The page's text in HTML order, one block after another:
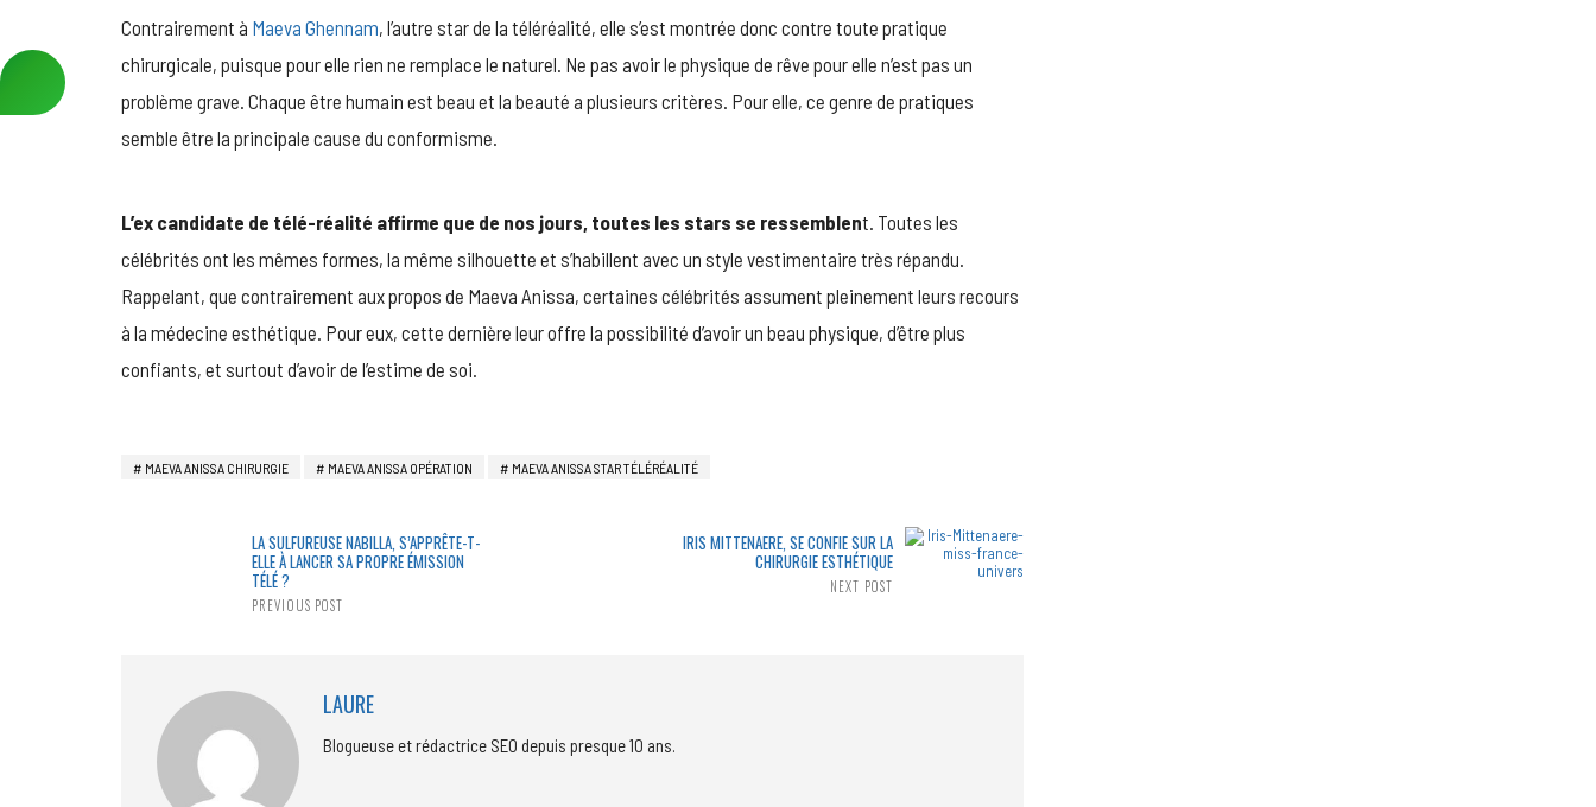
Contrairement à Maeva Ghennam, l’autre star de la téléréalité, elle s’est montrée donc contre toute pratique
chirurgicale, puisque pour elle rien ne remplace le naturel. Ne pas avoir le physique de rêve pour elle n’est pas un
problème grave. Chaque être humain est beau et la beauté a plusieurs critères. Pour elle, ce genre de pratiques
semble être la principale cause du conformisme.
L’ex candidate de télé-réalité affirme que de nos jours, toutes les stars se ressemblent. Toutes les
célébrités ont les mêmes formes, la même silhouette et s’habillent avec un style vestimentaire très répandu.
Rappelant, que contrairement aux propos de Maeva Anissa, certaines célébrités assument pleinement leurs recours
à la médecine esthétique. Pour eux, cette dernière leur offre la possibilité d’avoir un beau physique, d’être plus
confiants, et surtout d’avoir de l’estime de soi.
MAEVA ANISSA CHIRURGIE MAEVA ANISSA OPÉRATION MAEVA ANISSA STAR TÉLÉRÉALITÉ
LA SULFUREUSE NABILLA, S’APPRÊTE-T-
ELLE À LANCER SA PROPRE ÉMISSION
TÉLÉ ?
PREVIOUS POST
IRIS MITTENAERE, SE CONFIE SUR LA
CHIRURGIE ESTHÉTIQUE
NEXT POST
LAURE
Blogueuse et rédactrice SEO depuis presque 10 ans.